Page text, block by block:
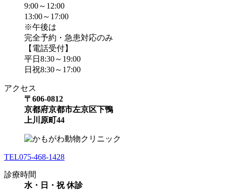
9:00～12:00
13:00～17:00
※午後は
完全予約・急患対応のみ
【電話受付】
平日8:30～19:00
日祝8:30～17:00
アクセス
〒606-0812
京都府京都市左京区下鴨
上川原町44
TEL075-468-1428
診療時間
水・日・祝 休診